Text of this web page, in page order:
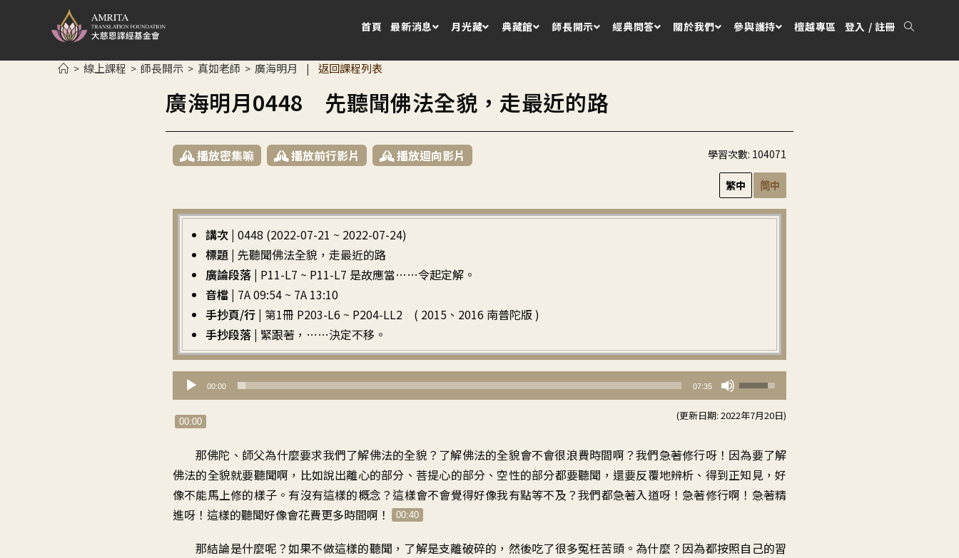
首頁 最新消息 月光藏 典藏館 師長開示 經典問答 關於我們 參與護持 檀越專區 登入 / 註冊
> 線上課程 > 師長開示 > 真如老師 > 廣海明月 | 返回課程列表
廣海明月0448 先聽聞佛法全貌，走最近的路
播放密集嘛 播放前行影片 播放迴向影片 學習次數: 104071
繁中 简中
講次 | 0448 (2022-07-21 ~ 2022-07-24)
標題 | 先聽聞佛法全貌，走最近的路
廣論段落 | P11-L7 ~ P11-L7 是故應當……令起定解。
音檔 | 7A 09:54 ~ 7A 13:10
手抄頁/行 | 第1冊 P203-L6 ~ P204-LL2 ( 2015、2016 南普陀版 )
手抄段落 | 緊跟著，……決定不移。
訊
播
00:00 07:35
使
用
向
向
下
鍵
(更新日期: 2022年7月20日)
00:00
那佛陀、師父為什麼要求我們了解佛法的全貌 ？ 了解佛法的全貌會不會很浪費時間啊 ？我們急著修行呀！ 因為要了解
佛法的全貌就要聽聞啊 ， 比如說出離心的部分 、 菩提心的部分、空性的部分都要聽聞 ， 還要反覆地辨析 、 得到正知見 ，好
像不能馬上修的樣子 。 有沒有這樣的概念 ？ 這樣會不會覺得好像我有點等不及 ？我們都急著入道呀！ 急著修行啊 ！ 急著精
進呀 ！ 這樣的聽聞好像會花費更多時間啊 ！ 00:40
那結論是什麼呢 ？如果不做這樣的聽聞 ， 了解是支離破碎的 ， 然後吃了很多冤枉苦頭。 為什麼 ？ 因為都按照自己的習